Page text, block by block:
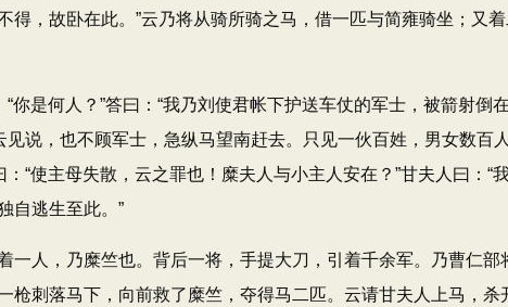
，故卧在此。”云乃将从骑所骑之马，借一匹与简雍骑坐；又
何人？”答曰：“我乃刘使君帐下护送车仗的军士，被箭射倒
说，也不顾军士，急纵马望南赶去。只见一伙百姓，男女数百
“使主母失散，云之罪也！糜夫人与小主人安在？”甘夫人曰：“
自逃生至此。”
，乃糜竺也。背后一将，手提大刀，引着千余军。乃曹仁部
刺落马下，向前救了糜竺，夺得马二匹。云请甘夫人上马，杀